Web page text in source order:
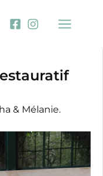
& Mélanie.